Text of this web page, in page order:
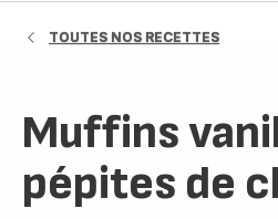
TOUTES NOS RECETTES
Muffins
pépites de